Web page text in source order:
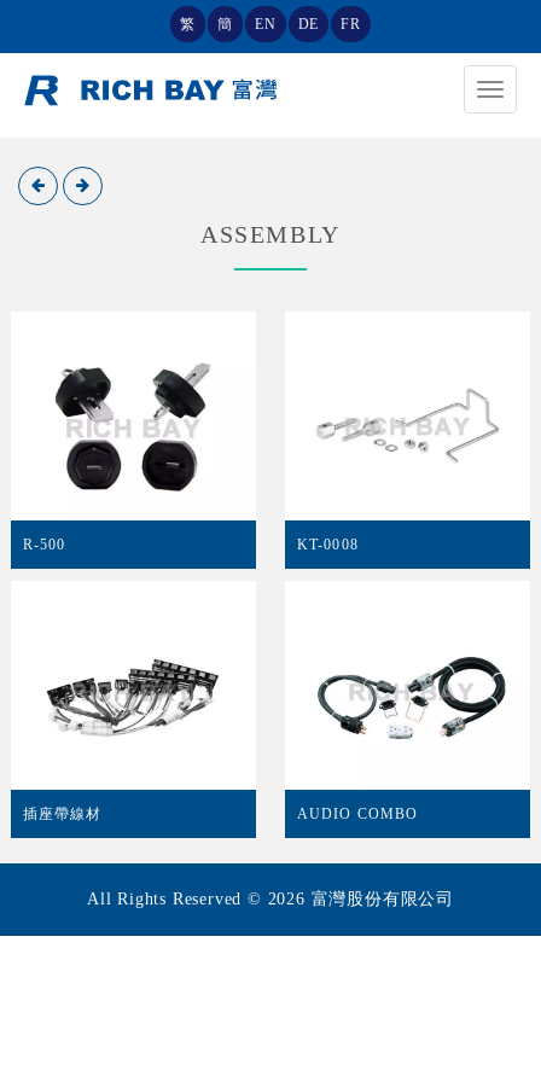
繁 簡 EN DE FR
Toggle
ASSEMBLY
R-500 KT-0008
插座帶線材 AUDIO COMBO
All Rights Reserved © 2026 富灣股份有限公司